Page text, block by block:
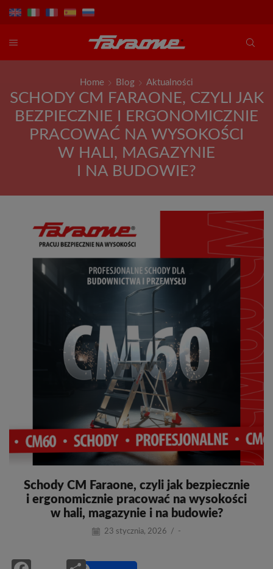
Home Blog Aktualności
SCHODY CM FARAONE, CZYLI JAK
BEZPIECZNIE I ERGONOMICZNIE
PRACOWAĆ NA WYSOKOŚCI
W HALI, MAGAZYNIE
I NA BUDOWIE?
Schody CM Faraone, czyli jak bezpiecznie
i ergonomicznie pracować na wysokości
w hali, magazynie i na budowie?
23 stycznia, 2026 / -